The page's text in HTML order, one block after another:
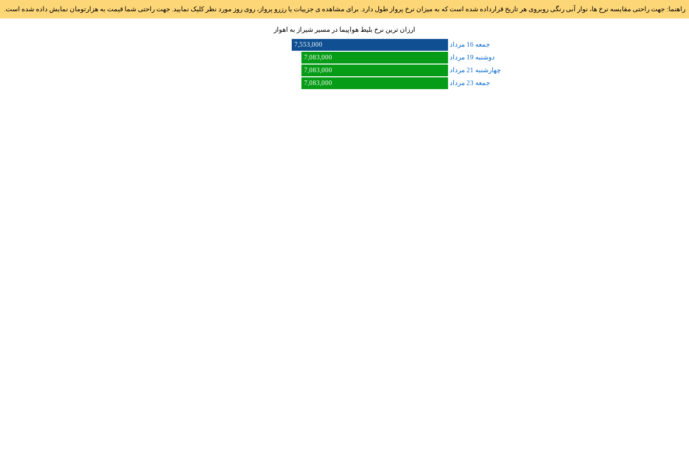
راهنما: جهت راحتی مقایسه نرخ ها، نوار آبی رنگی روبروی هر تاریخ قرارداده شده است که به میزان نرخ پرواز طول دارد. برای مشاهده ی جزییات یا رزرو پرواز، روی روز مورد نظر کلیک نمایید. جهت راحتی شما قیمت به هزارتومان نمایش داده شده است.
ارزان ترین نرخ بلیط هواپیما در مسیر شيراز به اهواز
جمعه 16 مرداد
7,553,000
دوشنبه 19 مرداد
7,083,000
چهارشنبه 21 مرداد
7,083,000
جمعه 23 مرداد
7,083,000